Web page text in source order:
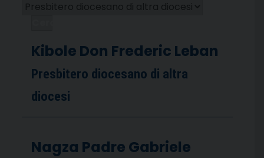
Kibole Don Frederic Leban
Presbitero diocesano di altra
diocesi
Nagza Padre Gabriele